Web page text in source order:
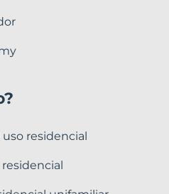
residencial